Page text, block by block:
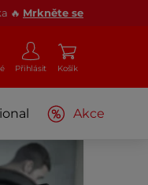
🔥 Mrkněte se
Přihlásit Košík
Akce